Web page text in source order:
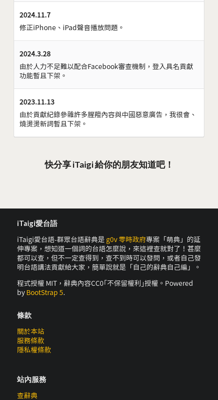
2024.11.7
修正iPhone、iPad聲音播放問題。
2024.3.28
由於人力不足難以配合Facebook審查機制，登入具名貢獻
功能暫且下架。
2023.11.13
由於貢獻紀錄參雜許多腥羶內容與中國惡意廣告，我很會、
燒燙燙新詞暫且下架。
快分享 iTaigi 給你的朋友知道吧！
iTaigi愛台語
iTaigi愛台語-群眾台語辭典是 g0v 零時政府專案「萌典」的延
伸專案，想知道一個詞的台語怎麼說，來這裡查就對了！甚麼
都可以查，但不一定查得到，查不到時可以發問，或者自己發
明台語講法貢獻給大家，簡單說就是「自己的辭典自己編」。
程式授權 MIT，辭典內容CC0｢不保留權利｣授權。Powered
by BootStrap 5.
條款
關於本站
服務條款
隱私權條款
站內服務
查辭典